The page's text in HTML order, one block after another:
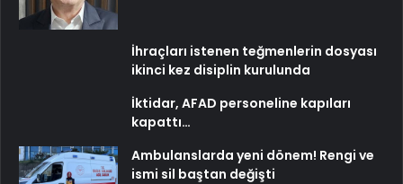
İhraçları istenen teğmenlerin dosyası
ikinci kez disiplin kurulunda
İktidar, AFAD personeline kapıları
kapattı…
Ambulanslarda yeni dönem! Rengi ve
ismi sil baştan değişti